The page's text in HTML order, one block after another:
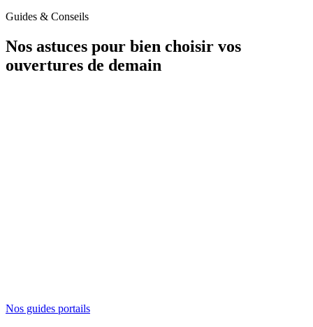
Guides & Conseils
Nos astuces pour bien choisir vos
ouvertures de demain
Nos guides portails